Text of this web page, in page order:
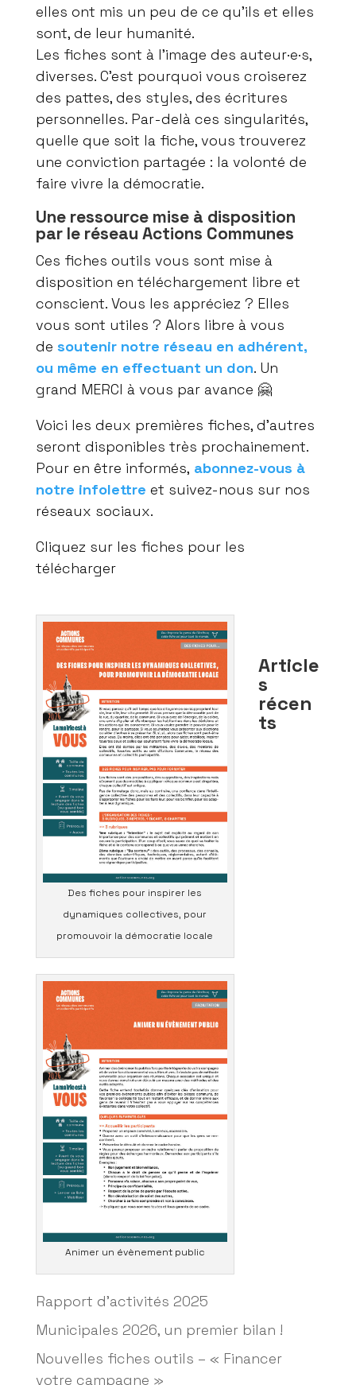
elles ont mis un peu de ce qu’ils et elles
sont, de leur humanité.
Les fiches sont à l’image des auteur·e·s,
diverses. C’est pourquoi vous croiserez
des pattes, des styles, des écritures
personnelles. Par-delà ces singularités,
quelle que soit la fiche, vous trouverez
une conviction partagée : la volonté de
faire vivre la démocratie.
Une ressource mise à disposition
par le réseau Actions Communes
Ces fiches outils vous sont mise à
disposition en téléchargement libre et
conscient. Vous les appréciez ? Elles
vous sont utiles ? Alors libre à vous
de soutenir notre réseau en adhérent,
ou même en effectuant un don. Un
grand MERCI à vous par avance 🤗
Voici les deux premières fiches, d’autres
seront disponibles très prochainement.
Pour en être informés, abonnez-vous à
notre infolettre et suivez-nous sur nos
réseaux sociaux.
Cliquez sur les fiches pour les
télécharger
Des fiches pour inspirer les
dynamiques collectives, pour
promouvoir la démocratie locale
Animer un évènement public
Article
s
récen
ts
Rapport d’activités 2025
Municipales 2026, un premier bilan !
Nouvelles fiches outils – « Financer
votre campagne »